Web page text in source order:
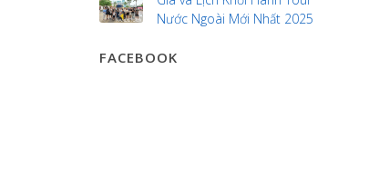
Nước Ngoài Mới Nhất 2025
FACEBOOK